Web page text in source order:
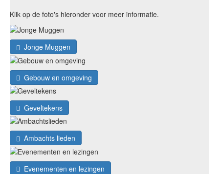
Klik op de foto's hieronder voor meer informatie.
Jonge Muggen
Gebouw en omgeving
Geveltekens
Ambachts lieden
Evenementen en lezingen